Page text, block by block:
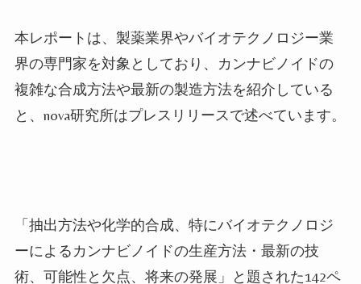
本レポートは、製薬業界やバイオテクノロジー業
界の専門家を対象としており、カンナビノイドの
複雑な合成方法や最新の製造方法を紹介している
と、nova研究所はプレスリリースで述べています。
「抽出方法や化学的合成、特にバイオテクノロジ
ーによるカンナビノイドの生産方法・最新の技
術、可能性と欠点、将来の発展」と題された142ペ